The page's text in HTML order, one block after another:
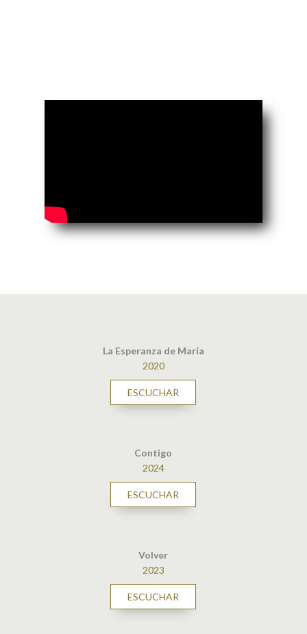
La Esperanza de María
2020
ESCUCHAR
Contigo
2024
ESCUCHAR
Volver
2023
ESCUCHAR